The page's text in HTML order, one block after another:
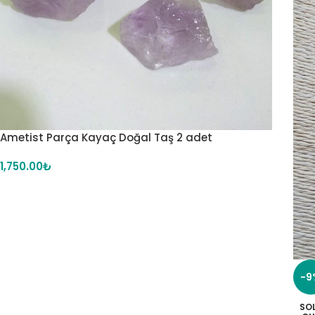
Ametist Parça Kayaç Doğal Taş 2 adet
1,750.00₺
-